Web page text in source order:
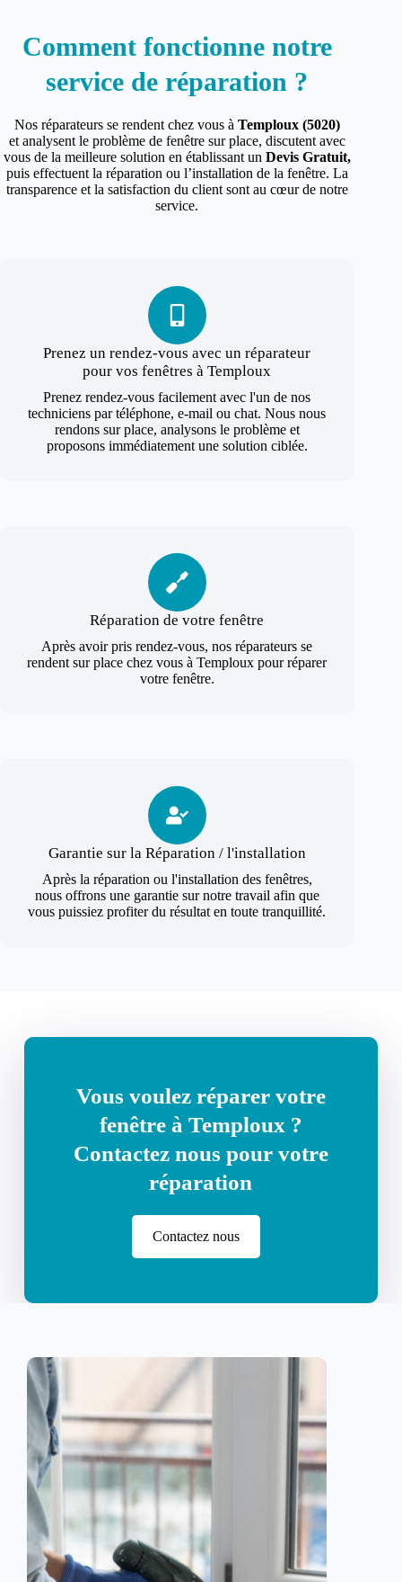
Comment fonctionne notre
service de réparation ?
Nos réparateurs se rendent chez vous à Temploux (5020)
et analysent le problème de fenêtre sur place, discutent avec
vous de la meilleure solution en établissant un Devis Gratuit,
puis effectuent la réparation ou l’installation de la fenêtre. La
transparence et la satisfaction du client sont au cœur de notre
service.
Prenez un rendez-vous avec un réparateur
pour vos fenêtres à Temploux
Prenez rendez-vous facilement avec l'un de nos
techniciens par téléphone, e-mail ou chat. Nous nous
rendons sur place, analysons le problème et
proposons immédiatement une solution ciblée.
Réparation de votre fenêtre
Après avoir pris rendez-vous, nos réparateurs se
rendent sur place chez vous à Temploux pour réparer
votre fenêtre.
Garantie sur la Réparation / l'installation
Après la réparation ou l'installation des fenêtres,
nous offrons une garantie sur notre travail afin que
vous puissiez profiter du résultat en toute tranquillité.
Vous voulez réparer votre
fenêtre à Temploux ?
Contactez nous pour votre
réparation
Contactez nous